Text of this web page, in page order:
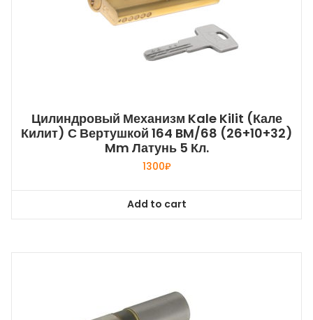
Цилиндровый Механизм Kale Kilit (Кале
Килит) С Вертушкой 164 BM/68 (26+10+32)
Mm Латунь 5 Кл.
1300₽
Add to cart